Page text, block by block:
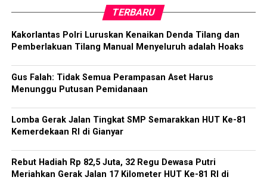
TERBARU
Kakorlantas Polri Luruskan Kenaikan Denda Tilang dan
Pemberlakuan Tilang Manual Menyeluruh adalah Hoaks
Gus Falah: Tidak Semua Perampasan Aset Harus
Menunggu Putusan Pemidanaan
Lomba Gerak Jalan Tingkat SMP Semarakkan HUT Ke-81
Kemerdekaan RI di Gianyar
Rebut Hadiah Rp 82,5 Juta, 32 Regu Dewasa Putri
Meriahkan Gerak Jalan 17 Kilometer HUT Ke-81 RI di